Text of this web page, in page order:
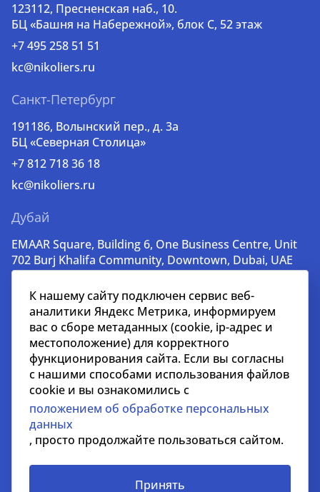
123112, Пресненская наб., 10.
БЦ «Башня на Набережной», блок С, 52 этаж
+7 495 258 51 51
kc@nikoliers.ru
Санкт-Петербург
191186, Волынский пер., д. 3a
БЦ «Северная Столица»
+7 812 718 36 18
kc@nikoliers.ru
Дубай
EMAAR Square, Building 6, One Business Centre, Unit
702 Burj Khalifa Community, Downtown, Dubai, UAE
lead@nikoliers-global.com
© nikoliers.ru 1994 - 2026
Все права защищены
Информация, представленная на странице, носит
информативный характер и не является
распространителем рекламных материалов
Положение об обработке персональных данных
Условия сотрудничества
К нашему сайту подключен сервис веб-
аналитики Яндекс Метрика, информируем
вас о сборе метаданных (cookie, ip-адрес и
местоположение) для корректного
функционирования сайта. Если вы согласны
с нашими способами использования файлов
cookie и вы ознакомились с
положением об обработке персональных
данных
, просто продолжайте пользоваться сайтом.
Принять